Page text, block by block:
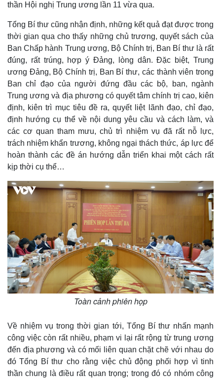
Kinh tế
Bất động sản
Khởi nghiệp
Thị trường
Giá vàng
Tiêu dùng
Tỷ giá
Chứng khoán
Giá cà phê
thần Hội nghị Trung ương lần 11 vừa qua.
Tổng Bí thư cũng nhận định, những kết quả đạt được trong
thời gian qua cho thấy những chủ trương, quyết sách của
Ban Chấp hành Trung ương, Bộ Chính trị, Ban Bí thư là rất
đúng, rất trúng, hợp ý Đảng, lòng dân. Đặc biệt, Trung
ương Đảng, Bộ Chính trị, Ban Bí thư, các thành viên trong
Ban chỉ đạo của người đứng đầu các bộ, ban, ngành
Trung ương và địa phương có quyết tâm chính trị cao, kiên
định, kiên trì mục tiêu đề ra, quyết liệt lãnh đạo, chỉ đạo,
định hướng cụ thể về nội dung yêu cầu và cách làm, và
các cơ quan tham mưu, chủ trì nhiệm vụ đã rất nỗ lực,
trách nhiệm khẩn trương, không ngại thách thức, áp lực để
hoàn thành các đề án hướng dẫn triển khai một cách rất
kịp thời cụ thể…
Toàn cảnh phiên họp
Về nhiệm vụ trong thời gian tới, Tổng Bí thư nhấn mạnh
công việc còn rất nhiều, phạm vi lại rất rộng từ trung ương
đến địa phương và có mối liên quan chặt chẽ với nhau do
đó Tổng Bí thư cho rằng việc chủ động phối hợp vì tinh
thần chung là điều rất quan trọng; trong đó có nhóm công